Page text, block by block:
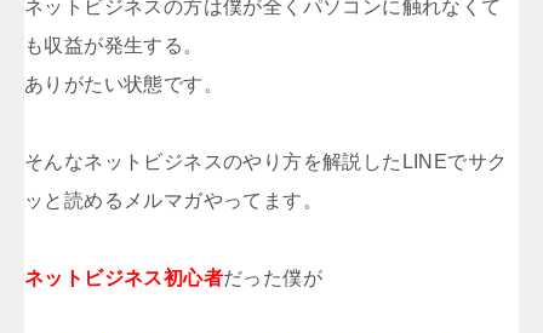
ネットビジネスの方は僕が全くパソコンに触れなくて
も収益が発生する。
ありがたい状態です。
そんなネットビジネスのやり方を解説したLINEでサク
ッと読めるメルマガやってます。
ネットビジネス初心者だった僕が